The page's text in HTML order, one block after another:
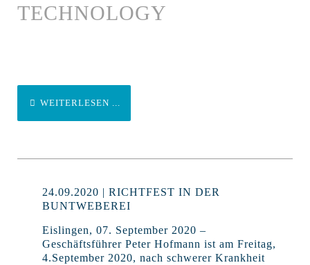
TECHNOLOGY
WEITERLESEN ...
24.09.2020 | RICHTFEST IN DER
BUNTWEBEREI
Eislingen, 07. September 2020 –
Geschäftsführer Peter Hofmann ist am Freitag,
4.September 2020, nach schwerer Krankheit